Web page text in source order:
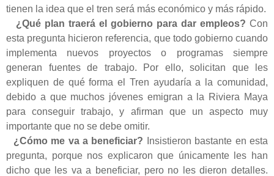
tienen la idea que el tren será más económico y más rápido.
¿Qué plan traerá el gobierno para dar empleos?Con
esta pregunta hicieron referencia, que todo gobierno cuando
implementa nuevos proyectos o programas siempre
generan fuentes de trabajo. Por ello, solicitan que les
expliquen de qué forma el Tren ayudaría a la comunidad,
debido a que muchos jóvenes emigran a la Riviera Maya
para conseguir trabajo, y afirman que un aspecto muy
importante que no se debe omitir.
¿Cómo me va a beneficiar? Insistieron bastante en esta
pregunta, porque nos explicaron que únicamente les han
dicho que les va a beneficiar, pero no les dieron detalles.